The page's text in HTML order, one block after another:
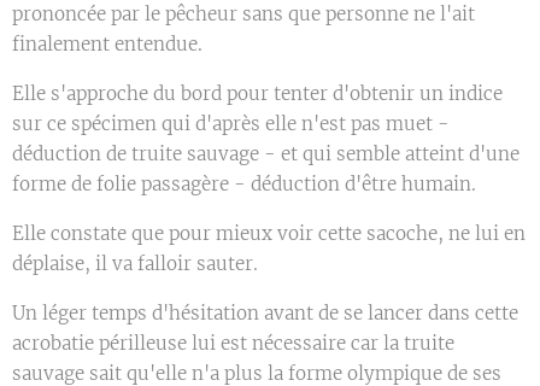
prononcée par le pêcheur sans que personne ne l'ait
finalement entendue.
Elle s'approche du bord pour tenter d'obtenir un indice
sur ce spécimen qui d'après elle n'est pas muet -
déduction de truite sauvage - et qui semble atteint d'une
forme de folie passagère - déduction d'être humain.
Elle constate que pour mieux voir cette sacoche, ne lui en
déplaise, il va falloir sauter.
Un léger temps d'hésitation avant de se lancer dans cette
acrobatie périlleuse lui est nécessaire car la truite
sauvage sait qu'elle n'a plus la forme olympique de ses